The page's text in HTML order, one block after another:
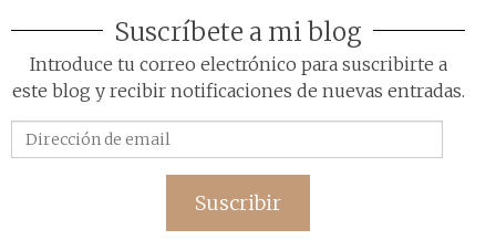
Suscríbete a mi blog
Introduce tu correo electrónico para suscribirte a
este blog y recibir notificaciones de nuevas entradas.
de
Suscribir